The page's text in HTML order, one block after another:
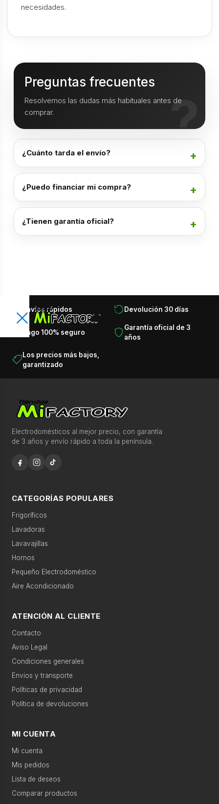
necesidades.
Preguntas frecuentes
Resolvemos las dudas más habituales antes de
comprar.
¿Cuánto tarda el envío?
¿Puedo financiar mi compra?
¿Tienen garantía oficial?
× 👤 🛒
T
d
a
s
e
g
o
r
a
s
Pequeño
›
Climatización
›
Agua
caliente
›
Sonido
›
Televisión
›
Telefonía
›
Encuentra lo que necesitas en
segundos
recomendaciones.
Recomendaciones para comprar más rápido
Ofertas destacadas esta semana
Búsquedas populares
lavadora 9kg
lavavajillas integrable
aire acondicionado
Categorías relacionadas
Productos recomendados
Envíos rápidos Devolución 30 días
Pago 100% seguro
Garantía oficial de 3
años
Los precios más bajos,
garantizado
Electrodomésticos al mejor precio, con garantía
de 3 años y envío rápido a toda la península.
CATEGORÍAS POPULARES
Frigoríficos
Lavadoras
Lavavajillas
Hornos
Pequeño Electrodoméstico
Aire Acondicionado
ATENCIÓN AL CLIENTE
Contacto
Aviso Legal
Condiciones generales
Envios y transporte
Políticas de privacidad
Política de devoluciones
MI CUENTA
Mi cuenta
Mis pedidos
Lista de deseos
Comparar productos